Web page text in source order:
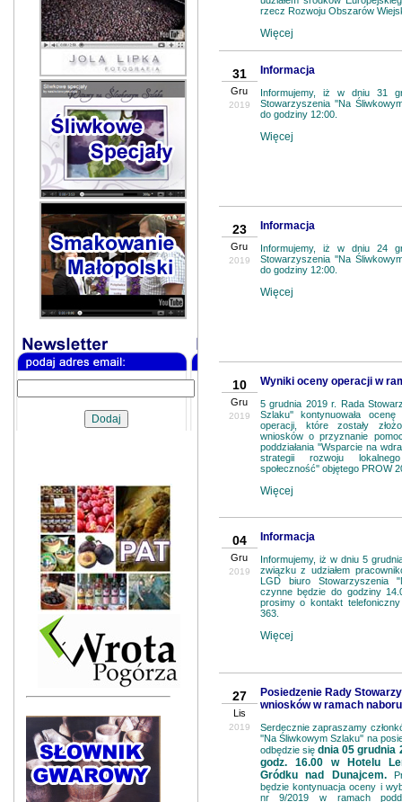
rzecz Rozwoju Obszarów
Więcej
31
Gru
2019
Informacja
Informujemy, iż w dniu 31
Stowarzyszenia ''Na
do godziny 12:00.
Więcej
23
Gru
2019
Informacja
Informujemy, iż w dniu 24
Stowarzyszenia ''Na
do godziny 12:00.
Więcej
10
Gru
2019
Wyniki oceny operacji w
5 grudnia 2019 r. Rada
Szlaku'' kontynuowała
operacji, które zostały
wniosków o przyznanie
poddziałania ''Wsparcie na
strategii rozwoju
społeczność'' objętego PROW
Więcej
04
Gru
2019
Informacja
Informujemy, iż w dniu 5
związku z udziałem
LGD biuro Stowarzyszenia
czynne będzie do godziny
prosimy o kontakt
363.
Więcej
27
Lis
2019
Posiedzenie Rady
wniosków w ramach
Serdecznie zapraszamy
''Na Śliwkowym Szlaku'' na
odbędzie się dnia 05 grudnia
godz. 16.00 w Hotelu
Gródku nad Dunajcem.
będzie kontynuacja oceny i
nr 9/2019 w ramach